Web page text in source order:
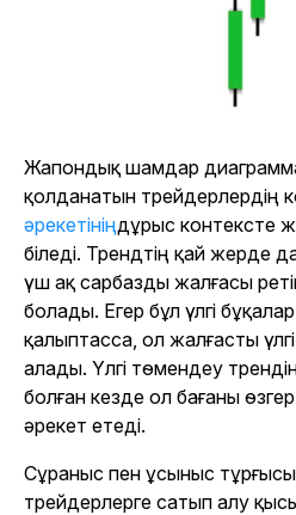
Жапондық шамдар
қолданатын трейдерлердің
әрекетініңдұрыс контексте
біледі. Трендтің қай жерде
үш ақ сарбазды жалғасы
болады. Егер бұл үлгі
қалыптасса, ол жалғасты
алады. Үлгі төмендеу
болған кезде ол бағаны
әрекет етеді.
Сұраныс пен ұсыныс
трейдерлерге сатып алу